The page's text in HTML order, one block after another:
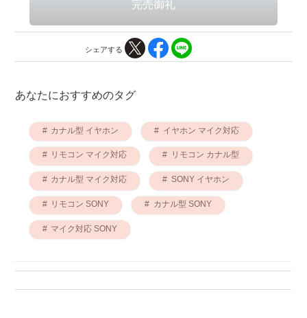
シェアする
あなたにおすすめのタグ
カナル型 イヤホン イヤホン マイク対応
リモコン マイク対応 リモコン カナル型
カナル型 マイク対応 SONY イヤホン
リモコン SONY カナル型 SONY
マイク対応 SONY